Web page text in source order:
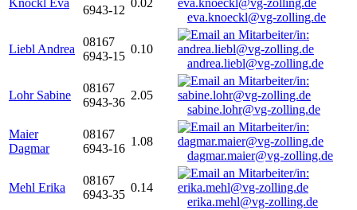
Knöckl Eva
6943-12
0.02
eva.knoeckl@vg-zolling.de
Liebl Andrea
08167
6943-15
0.10
andrea.liebl@vg-zolling.de
Lohr Sabine
08167
6943-36
2.05
sabine.lohr@vg-zolling.de
Maier
Dagmar
08167
6943-16
1.08
dagmar.maier@vg-zolling.de
Mehl Erika
08167
6943-35
0.14
erika.mehl@vg-zolling.de